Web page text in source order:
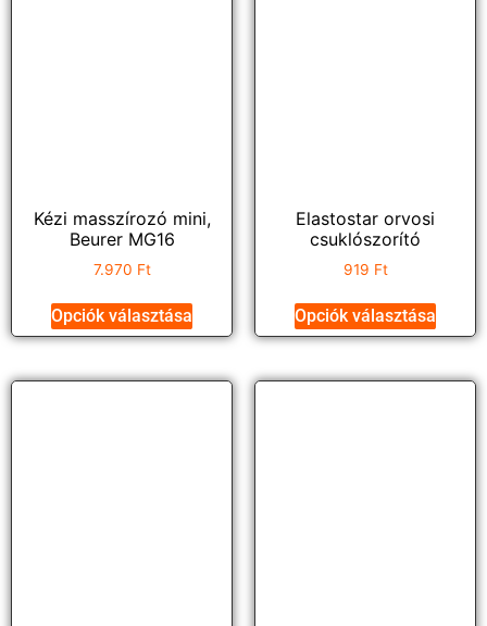
Kézi masszírozó mini,
Beurer MG16
7.970 Ft
Opciók választása
Elastostar orvosi
csuklószorító
919 Ft
Opciók választása